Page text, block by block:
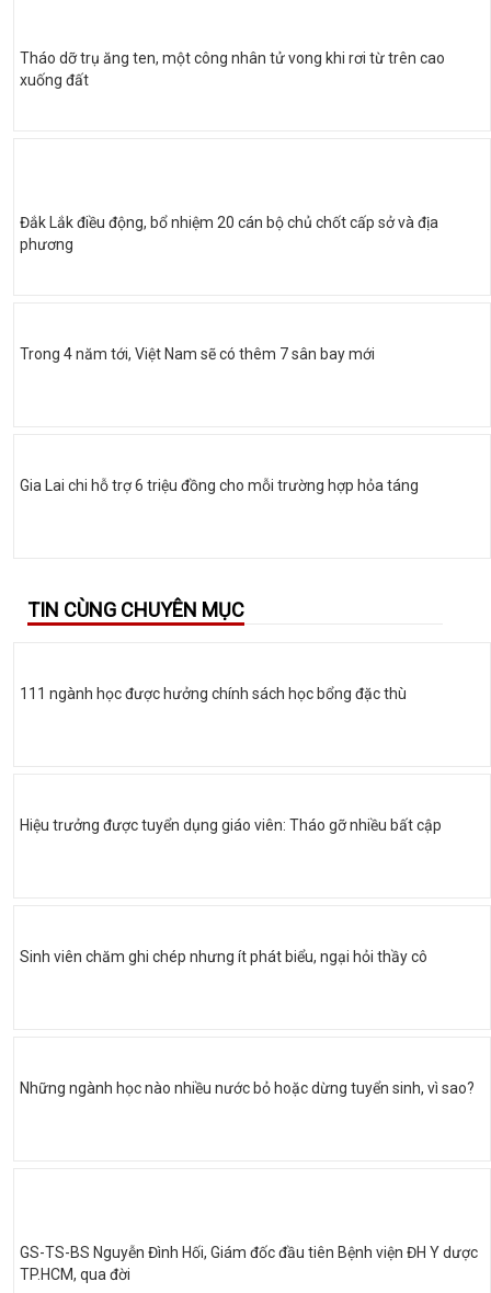
Tháo dỡ trụ ăng ten, một công nhân tử vong khi rơi từ trên cao
xuống đất
Đắk Lắk điều động, bổ nhiệm 20 cán bộ chủ chốt cấp sở và địa
phương
Trong 4 năm tới, Việt Nam sẽ có thêm 7 sân bay mới
Gia Lai chi hỗ trợ 6 triệu đồng cho mỗi trường hợp hỏa táng
TIN CÙNG CHUYÊN MỤC
111 ngành học được hưởng chính sách học bổng đặc thù
Hiệu trưởng được tuyển dụng giáo viên: Tháo gỡ nhiều bất cập
Sinh viên chăm ghi chép nhưng ít phát biểu, ngại hỏi thầy cô
Những ngành học nào nhiều nước bỏ hoặc dừng tuyển sinh, vì sao?
GS-TS-BS Nguyễn Đình Hối, Giám đốc đầu tiên Bệnh viện ĐH Y dược
TP.HCM, qua đời